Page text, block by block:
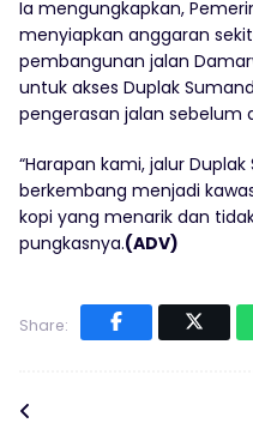
Ia mengungkapkan,
menyiapkan anggaran
pembangunan jalan
untuk akses Duplak
pengerasan jalan sebelum
“Harapan kami, jalur
berkembang menjadi
kopi yang menarik dan
pungkasnya.(ADV)
Share: